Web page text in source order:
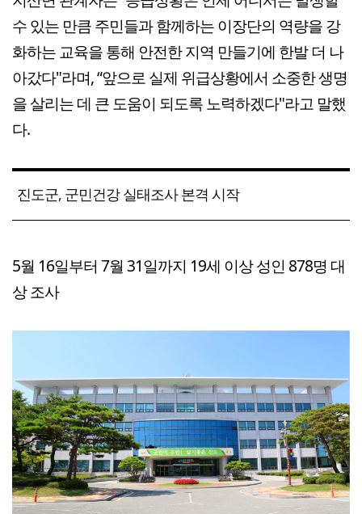
수 있는 만큼 주민들과 함께하는 이장단의 역량을 강
화하는 교육을 통해 안전한 지역 만들기에 한발 더 나
아갔다"라며, “앞으로 실제 위급상황에서 소중한 생명
을 살리는 데 큰 도움이 되도록 노력하겠다"라고 말했
다.
진도군, 군민건강 실태조사 본격 시작
5월 16일부터 7월 31일까지 19세 이상 성인 878명 대
상 조사